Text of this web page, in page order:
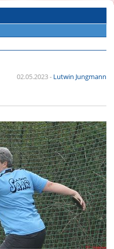
02.05.2023- Lutwin Jungmann